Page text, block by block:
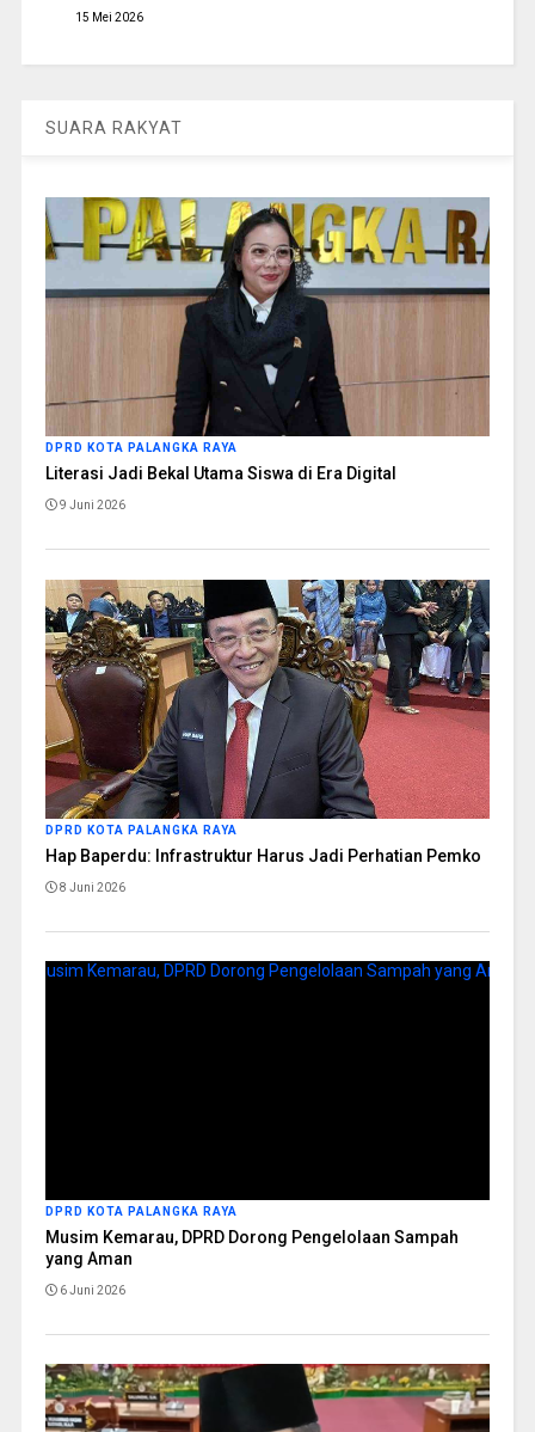
15 Mei 2026
SUARA RAKYAT
DPRD KOTA PALANGKA RAYA
Literasi Jadi Bekal Utama Siswa di Era Digital
9 Juni 2026
DPRD KOTA PALANGKA RAYA
Hap Baperdu: Infrastruktur Harus Jadi Perhatian Pemko
8 Juni 2026
DPRD KOTA PALANGKA RAYA
Musim Kemarau, DPRD Dorong Pengelolaan Sampah
yang Aman
6 Juni 2026